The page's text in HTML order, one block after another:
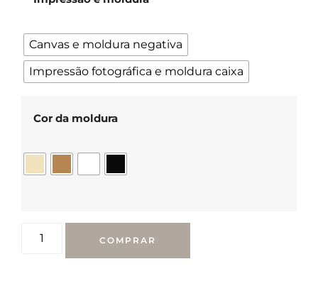
Canvas e moldura negativa
Impressão fotográfica e moldura caixa
Cor da moldura
COMPRAR